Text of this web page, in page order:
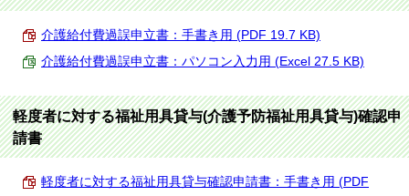
介護給付費過誤申立書：手書き用 (PDF 19.7 KB)
介護給付費過誤申立書：パソコン入力用 (Excel 27.5 KB)
軽度者に対する福祉用具貸与(介護予防福祉用具貸与)確認申
請書
軽度者に対する福祉用具貸与確認申請書：手書き用 (PDF